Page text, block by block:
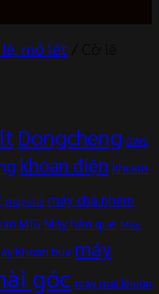
lê, mỏ lết
Dongcheng GWS
khoan điện khoan
máy chà máy chà nhám
MIG Máy hàn que Máy
khoan búa máy
góc máy mài khuôn